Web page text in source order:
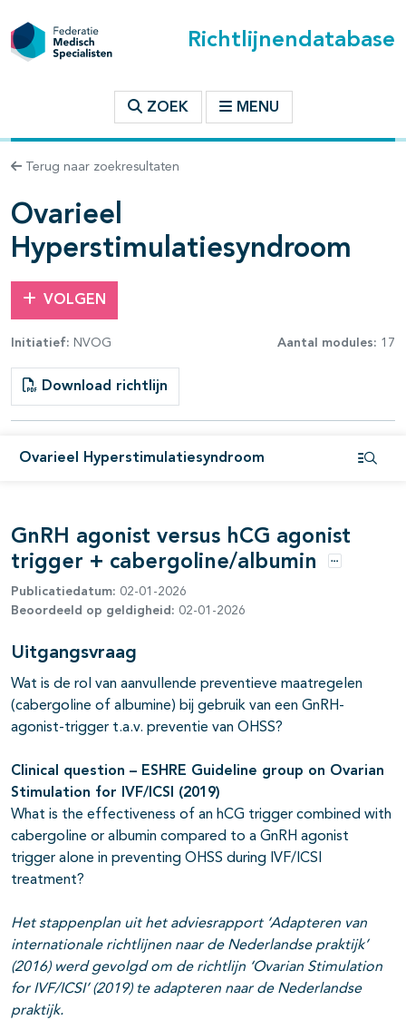
Richtlijnendatabase
ZOEK MENU
Terug naar zoekresultaten
Ovarieel
Hyperstimulatiesyndroom
VOLGEN
Initiatief: NVOG Aantal modules: 17
Download richtlijn
Ovarieel Hyperstimulatiesyndroom
binnen deze richtlijn
GnRH agonist versus hCG agonist
trigger + cabergoline/albumin
Opties
Publicatiedatum: 02-01-2026
Beoordeeld op geldigheid: 02-01-2026
Uitgangsvraag
Wat is de rol van aanvullende preventieve maatregelen
(cabergoline of albumine) bij gebruik van een GnRH-
agonist-trigger t.a.v. preventie van OHSS?
Clinical question – ESHRE Guideline group on Ovarian
Stimulation for IVF/ICSI (2019)
What is the effectiveness of an hCG trigger combined with
cabergoline or albumin compared to a GnRH agonist
trigger alone in preventing OHSS during IVF/ICSI
treatment?
Het stappenplan uit het adviesrapport ‘Adapteren van
internationale richtlijnen naar de Nederlandse praktijk’
(2016) werd gevolgd om de richtlijn ‘Ovarian Stimulation
for IVF/ICSI’ (2019) te adapteren naar de Nederlandse
praktijk.